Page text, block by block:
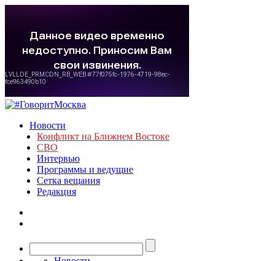
Новости
Конфликт на Ближнем Востоке
СВО
Интервью
Программы и ведущие
Сетка вещания
Редакция